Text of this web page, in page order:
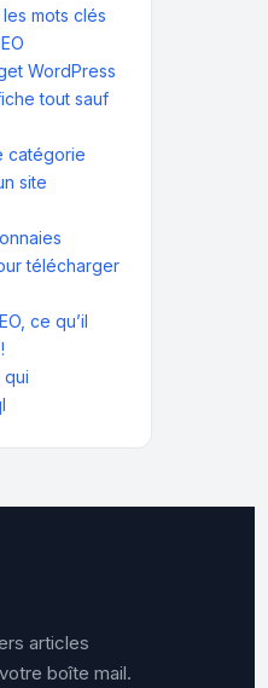
mots clés
WordPress
tout sauf
catégorie
site
télécharger
ce qu’il
qui
articles
boîte mail.